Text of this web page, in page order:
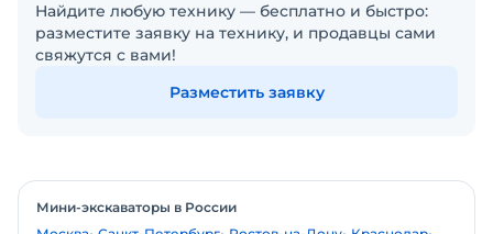
Найдите любую технику — бесплатно и быстро:
разместите заявку на технику, и продавцы сами
свяжутся с вами!
Разместить заявку
Мини-экскаваторы в России